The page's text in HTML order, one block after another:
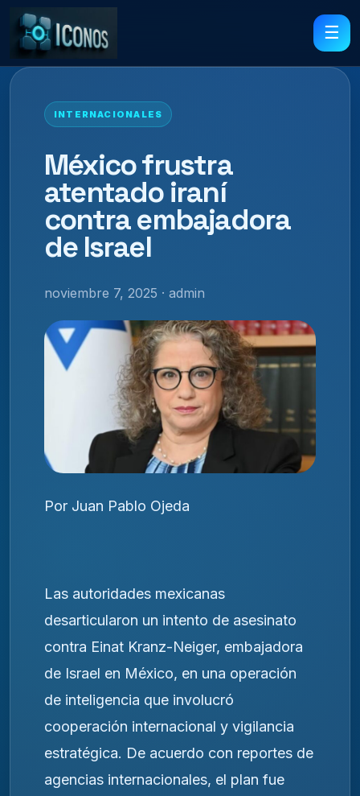
☰
INTERNACIONALES
México frustra
atentado iraní
contra embajadora
de Israel
noviembre 7, 2025 · admin
Por Juan Pablo Ojeda
Las autoridades mexicanas
desarticularon un intento de asesinato
contra Einat Kranz-Neiger, embajadora
de Israel en México, en una operación
de inteligencia que involucró
cooperación internacional y vigilancia
estratégica. De acuerdo con reportes de
agencias internacionales, el plan fue